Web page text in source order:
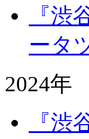
『
ータ
2024年
『